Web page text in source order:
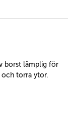
borst lämplig för
och torra ytor.